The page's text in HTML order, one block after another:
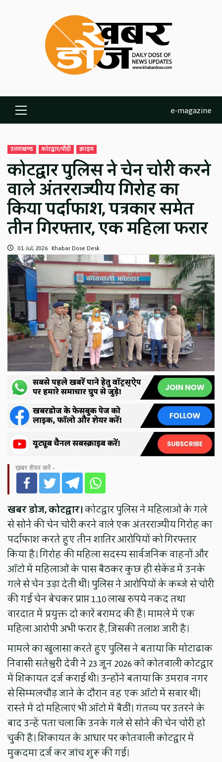
Primary
Menu
e-magazine
उत्तराखण्ड कोटद्वार/पौड़ी क्राइम
कोटद्वार पुलिस ने चेन चोरी करने
वाले अंतरराज्यीय गिरोह का
किया पर्दाफाश, पत्रकार समेत
तीन गिरफ्तार, एक महिला फरार
01 Jul, 2026 Khabar Dose Desk
ख़बर शेयर करें -
खबर डोज, कोटद्वार।कोटद्वार पुलिस ने महिलाओं के गले
से सोने की चेन चोरी करने वाले एक अंतरराज्यीय गिरोह का
पर्दाफाश करते हुए तीन शातिर आरोपियों को गिरफ्तार
किया है। गिरोह की महिला सदस्य सार्वजनिक वाहनों और
ऑटो में महिलाओं के पास बैठकर कुछ ही सेकेंड में उनके
गले से चेन उड़ा देती थीं। पुलिस ने आरोपियों के कब्जे से चोरी
की गई चेन बेचकर प्राप्त 1.10 लाख रुपये नकद तथा
वारदात में प्रयुक्त दो कारें बरामद की हैं। मामले में एक
महिला आरोपी अभी फरार है, जिसकी तलाश जारी है।
मामले का खुलासा करते हुए पुलिस ने बताया कि मोटाढाक
निवासी सतेश्वरी देवी ने 23 जून 2026 को कोतवाली कोटद्वार
में शिकायत दर्ज कराई थी। उन्होंने बताया कि उमराव नगर
से सिम्मलचौड़ जाने के दौरान वह एक ऑटो में सवार थीं।
रास्ते में दो महिलाएं भी ऑटो में बैठीं। गंतव्य पर उतरने के
बाद उन्हें पता चला कि उनके गले से सोने की चेन चोरी हो
चुकी है। शिकायत के आधार पर कोतवाली कोटद्वार में
मुकदमा दर्ज कर जांच शुरू की गई।